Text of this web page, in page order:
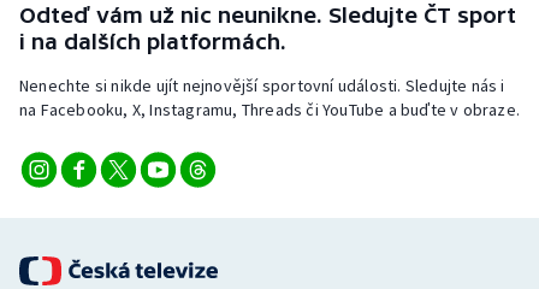
Odteď vám už nic neunikne. Sledujte ČT sport
i na dalších platformách.
Nenechte si nikde ujít nejnovější sportovní události. Sledujte nás i
na Facebooku, X, Instagramu, Threads či YouTube a buďte v obraze.